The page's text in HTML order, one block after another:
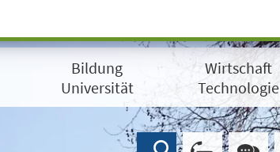
Bildung
Universität
Wirtschaft
Technologie